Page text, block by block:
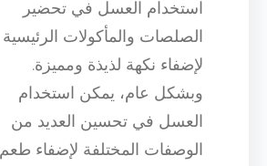
استخدام العسل في تحضير
الصلصات والمأكولات الرئيسية
لإضفاء نكهة لذيذة ومميزة.
وبشكل عام، يمكن استخدام
العسل في تحسين العديد من
الوصفات المختلفة لإضفاء طعم